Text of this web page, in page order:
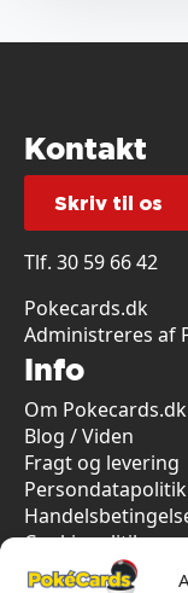
Kontakt
Skriv til os
Tlf. 30 59 66 42
Pokecards.dk
Administreres af
Info
Om Pokecards.dk
Blog / Viden
Fragt og levering
Persondatapolitik
Cookiepolitik
Vi har kun 5-